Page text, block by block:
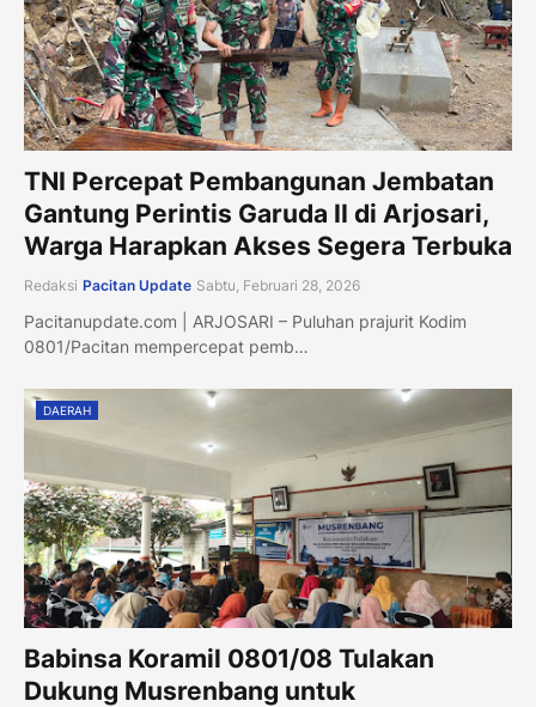
TNI Percepat Pembangunan Jembatan
Gantung Perintis Garuda II di Arjosari,
Warga Harapkan Akses Segera Terbuka
Redaksi Pacitan Update Sabtu, Februari 28, 2026
Pacitanupdate.com | ARJOSARI – Puluhan prajurit Kodim
0801/Pacitan mempercepat pemb…
DAERAH
Babinsa Koramil 0801/08 Tulakan
Dukung Musrenbang untuk